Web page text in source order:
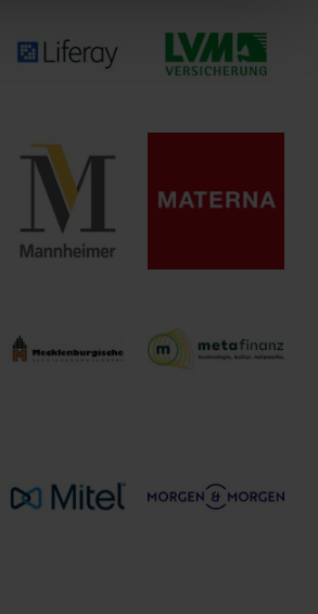
Dr. Frankenheim
mbH
Lebensversicherung
von 1871 a.G.
Liferay GmbH Versicherungen
Versicherung AG
Information &
Communications
SE
Mecklenburgische
Versicherungsgruppe Informationssysteme
GmbH